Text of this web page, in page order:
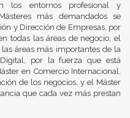
entornos profesional y
más demandados se
y Dirección de Empresas, por
todas las áreas de negocio, el
áreas más importantes de la
por la fuerza que está
en Comercio Internacional,
de los negocios, y el Máster
que cada vez más prestan